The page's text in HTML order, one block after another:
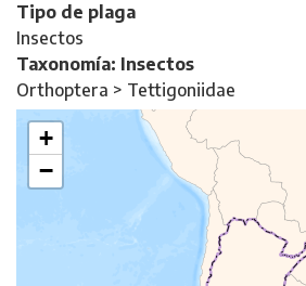
Tipo de plaga
Insectos
Taxonomía: Insectos
Orthoptera > Tettigoniidae
+
−